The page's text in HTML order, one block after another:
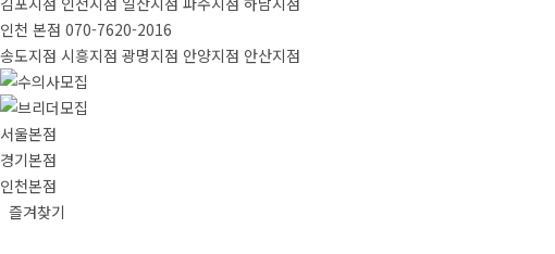
인천 본점 070-7620-2016
송도지점 시흥지점 광명지점 안양지점 안산지점
서울본점
경기본점
인천본점
즐겨찾기